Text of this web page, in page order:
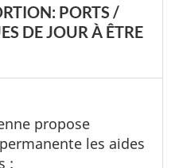
PORTS /
DE JOUR À ÊTRE
propose
les aides
: